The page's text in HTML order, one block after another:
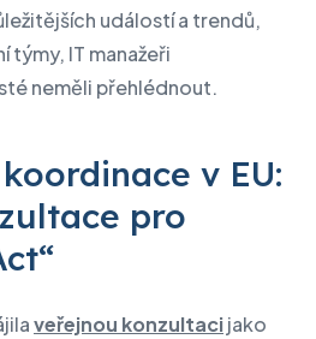
událostí a trendů,
IT manažeři
neměli přehlédnout.
v EU:
pro
veřejnou konzultacijako